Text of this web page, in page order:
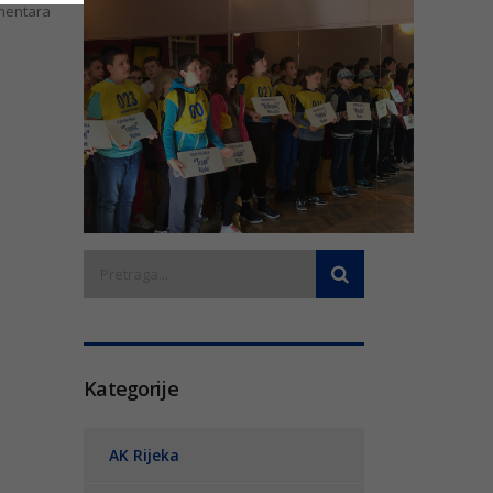
Kategorije
AK Rijeka